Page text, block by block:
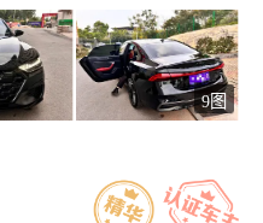
9图